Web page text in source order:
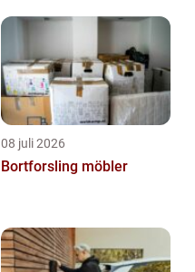
08 juli 2026
Bortforsling möbler